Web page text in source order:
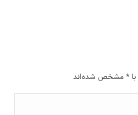
*مشخص شده‌اند